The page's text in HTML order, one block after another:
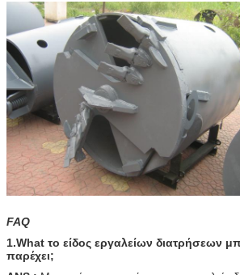
FAQ
1.What το είδος εργαλείων διατρήσεων
παρέχει;